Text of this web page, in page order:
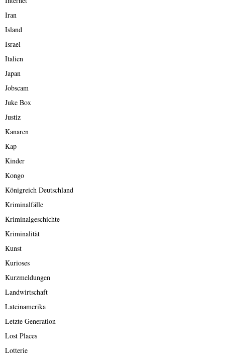
Iran
Island
Israel
Italien
Japan
Jobscam
Juke Box
Justiz
Kanaren
Kap
Kinder
Kongo
Königreich Deutschland
Kriminalfälle
Kriminalgeschichte
Kriminalität
Kunst
Kurioses
Kurzmeldungen
Landwirtschaft
Lateinamerika
Letzte Generation
Lost Places
Lotterie